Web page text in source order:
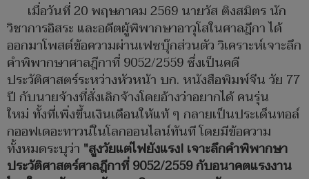
เมื่อวันที่ 20 พฤษภาคม 2569 นายวัส ติงสมิตร นัก
วิชาการอิสระ และอดีตผู้พิพากษาอาวุโสในศาลฎีกา ได้
ออกมาโพสต์ข้อความผ่านเฟซบุ๊กส่วนตัว วิเคราะห์เจาะลึก
คำพิพากษาศาลฎีกาที่ 9052/2559 ซึ่งเป็นคดี
ประวัติศาสตร์ระหว่างหัวหน้า บก. หนังสือพิมพ์จีน วัย 77
ปี กับนายจ้างที่สั่งเลิกจ้างโดยอ้างว่าอยากได้ คนรุ่น
ใหม่ ทั้งที่เพิ่งขึ้นเงินเดือนให้แท้ ๆ กลายเป็นประเด็นทอล์
กออฟเดอะทาวน์ในโลกออนไลน์ทันที โดยมีข้อความ
ทั้งหมดระบุว่า "สูงวัยแต่ไฟยังแรง! เจาะลึกคำพิพากษา
ประวัติศาสตร์ศาลฎีกาที่ 9052/2559 กับอนาคตแรงงาน